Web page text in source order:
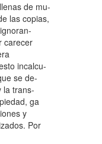
de mu-
las copias,
incalcu-
se de-
trans-
ga
y
Por